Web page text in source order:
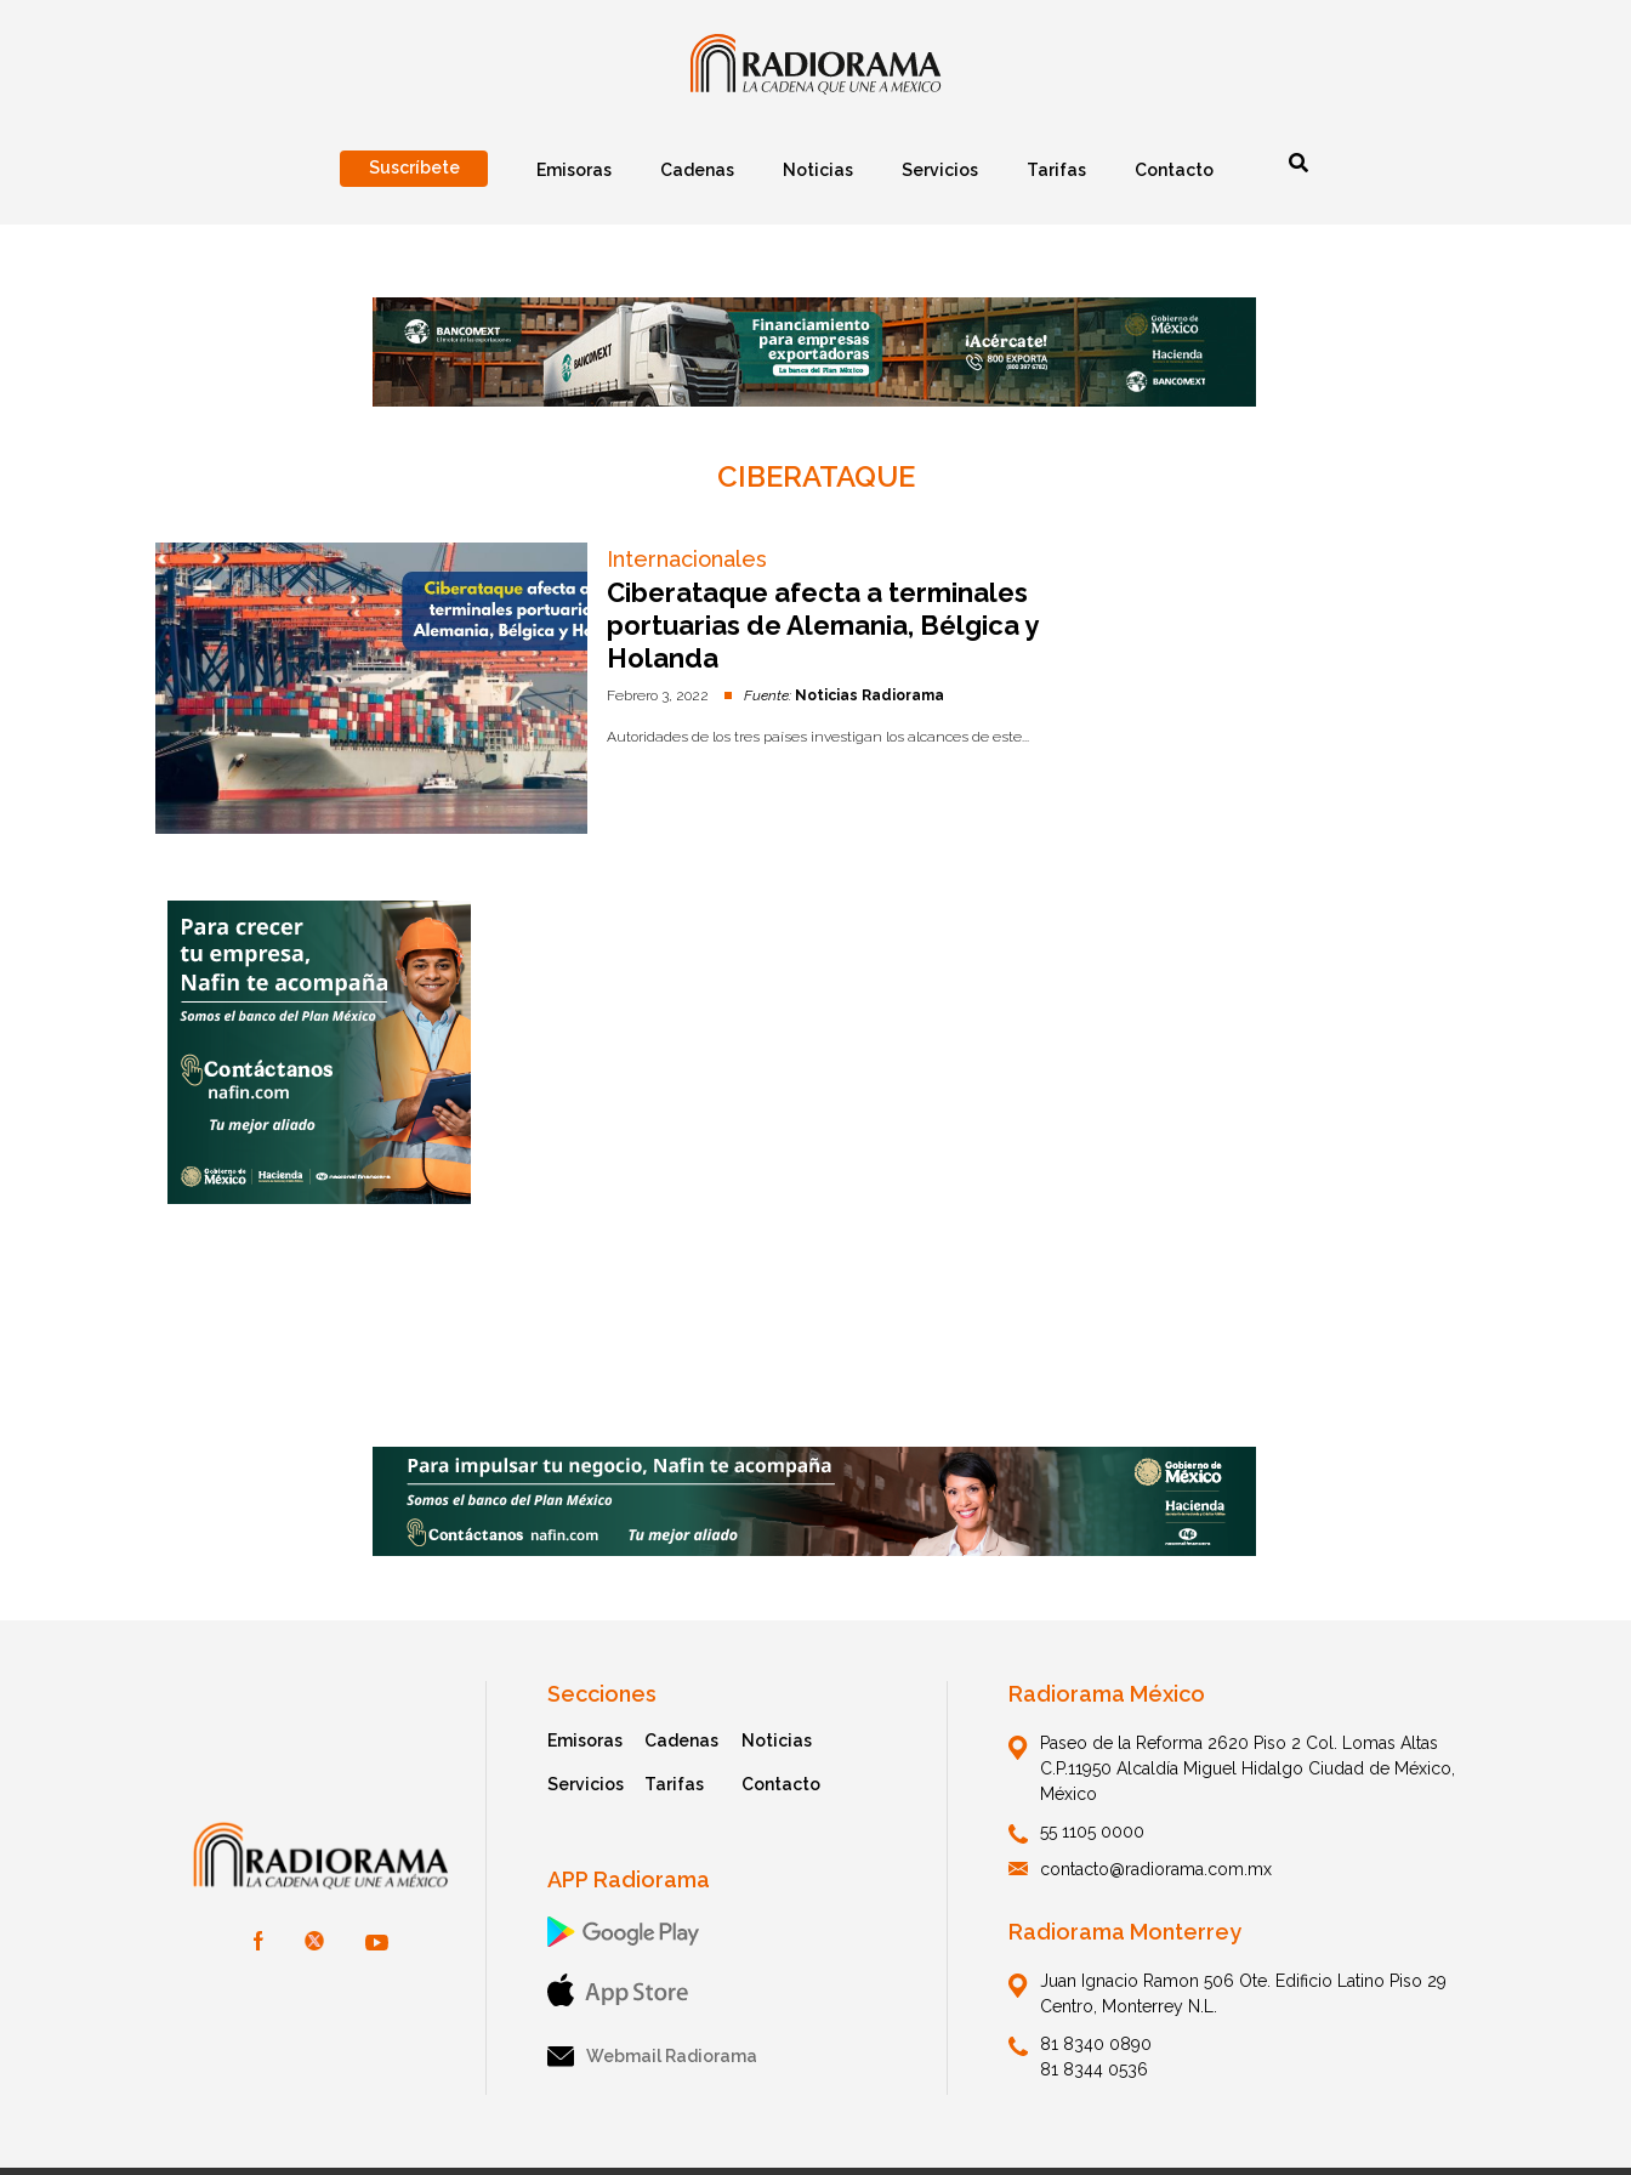
Suscríbete Emisoras Cadenas Noticias Servicios Tarifas Contacto
CIBERATAQUE
Internacionales
Ciberataque afecta a terminales
portuarias de Alemania, Bélgica y
Holanda
Febrero 3, 2022 Fuente: Noticias Radiorama
Autoridades de los tres países investigan los alcances de este...
Secciones
Emisoras Cadenas Noticias
Servicios Tarifas Contacto
APP Radiorama
Webmail Radiorama
Radiorama México
Paseo de la Reforma 2620 Piso 2 Col. Lomas Altas
C.P.11950 Alcaldía Miguel Hidalgo Ciudad de México,
México
55 1105 0000
contacto@radiorama.com.mx
Radiorama Monterrey
Juan Ignacio Ramon 506 Ote. Edificio Latino Piso 29
Centro, Monterrey N.L.
81 8340 0890
81 8344 0536